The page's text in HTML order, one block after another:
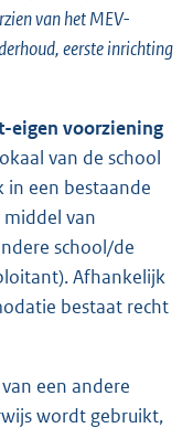
van het MEV-
eerste inrichting
eigen voorziening
van de school
in een bestaande
van
school/de
Afhankelijk
bestaat recht
een andere
wordt gebruikt,